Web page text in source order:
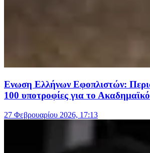
Ενωση Ελλήνων Εφοπλιστών:
100 υποτροφίες για το
27 Φεβρουαρίου 2026, 17:13